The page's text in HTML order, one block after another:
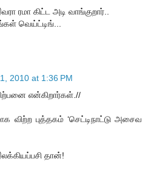
ரமா கிட்ட அடி வாங்குறார்..
வெய்ட்டிங்...
2010 at 1:36 PM
என்கிறார்கள்.//
விற்ற புத்தகம் ‘செட்டிநாட்டு அசைவ
தான்!